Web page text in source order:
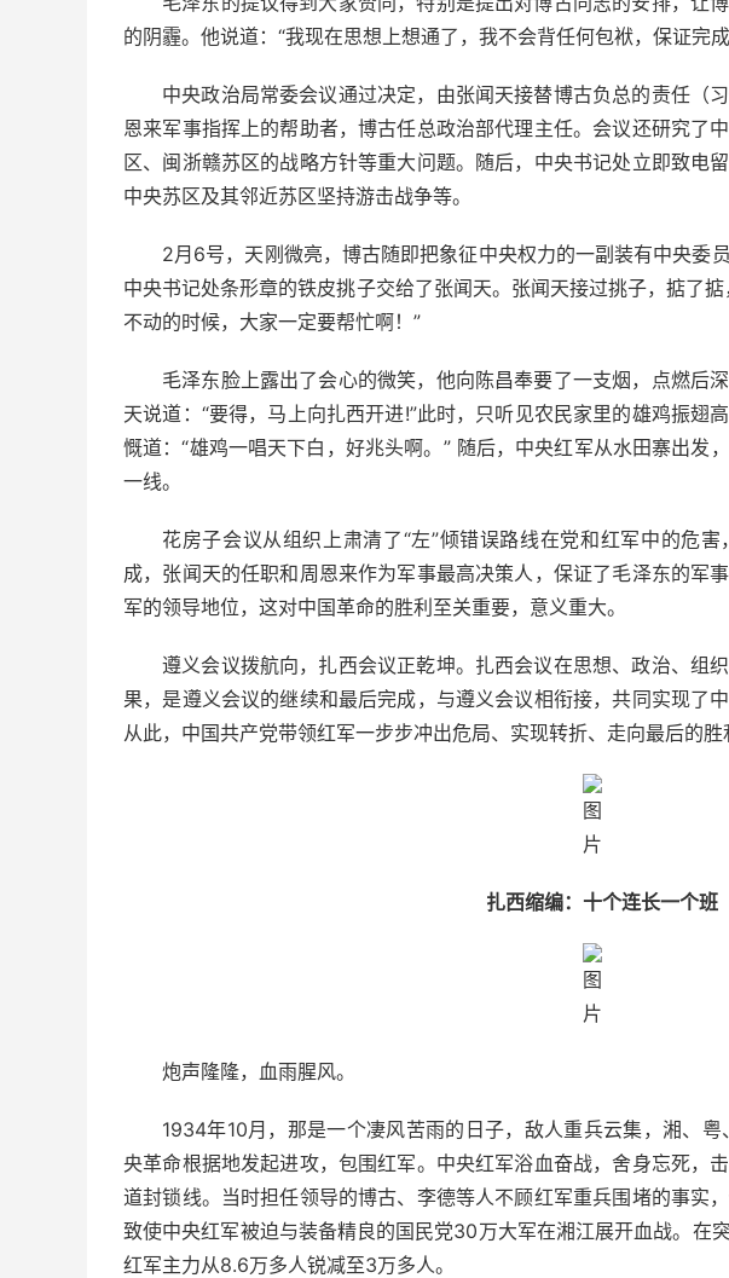
的阴霾。他说道：“我现在思想上想通了，我不会背任何包袱，保证完
中央政治局常委会议通过决定，由张闻天接替博古负总的责任（
恩来军事指挥上的帮助者，博古任总政治部代理主任。会议还研究了
区、闽浙赣苏区的战略方针等重大问题。随后，中央书记处立即致电
中央苏区及其邻近苏区坚持游击战争等。
2月6号，天刚微亮，博古随即把象征中央权力的一副装有中央委
中央书记处条形章的铁皮挑子交给了张闻天。张闻天接过挑子，掂了
不动的时候，大家一定要帮忙啊！”
毛泽东脸上露出了会心的微笑，他向陈昌奉要了一支烟，点燃后
天说道：“要得，马上向扎西开进!”此时，只听见农民家里的雄鸡振翅
慨道：“雄鸡一唱天下白，好兆头啊。” 随后，中央红军从水田寨出发
一线。
花房子会议从组织上肃清了“左”倾错误路线在党和红军中的危
成，张闻天的任职和周恩来作为军事最高决策人，保证了毛泽东的军
军的领导地位，这对中国革命的胜利至关重要，意义重大。
遵义会议拨航向，扎西会议正乾坤。扎西会议在思想、政治、组
果，是遵义会议的继续和最后完成，与遵义会议相衔接，共同实现了
从此，中国共产党带领红军一步步冲出危局、实现转折、走向最后的胜
扎西缩编：十个连长一个班
炮声隆隆，血雨腥风。
1934年10月，那是一个凄风苦雨的日子，敌人重兵云集，湘、
央革命根据地发起进攻，包围红军。中央红军浴血奋战，舍身忘死，
道封锁线。当时担任领导的博古、李德等人不顾红军重兵围堵的事实
致使中央红军被迫与装备精良的国民党30万大军在湘江展开血战。在
红军主力从8.6万多人锐减至3万多人。